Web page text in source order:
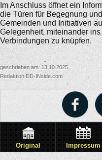
Im Anschluss öffnet ein
die Türen für Begegnung
Gemeinden und Initiativen
Gelegenheit, miteinander
Verbindungen zu knüpfen.
geschrieben am: 13.10.2025
Redaktion DD-INside.com
Original Impressum